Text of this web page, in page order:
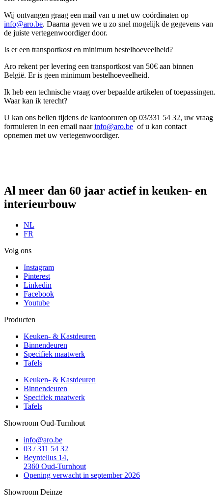
Wij ontvangen graag een mail van u met uw coördinaten op
info@aro.be. Daarna geven we u zo snel mogelijk de gegevens van
de juiste vertegenwoordiger door.
Is er een transportkost en minimum bestelhoeveelheid?
Aro rekent per levering een transportkost van 50€ aan binnen
België. Er is geen minimum bestelhoeveelheid.
Ik heb een technische vraag over bepaalde artikelen of toepassingen.
Waar kan ik terecht?
U kan ons bellen tijdens de kantooruren op 03/331 54 32, uw vraag
formuleren in een email naarinfo@aro.be of u kan contact
opnemen met uw vertegenwoordiger.
Al meer dan 60 jaar actief in keuken- en
interieurbouw
NL
FR
Volg ons
Instagram
Pinterest
Linkedin
Facebook
Youtube
Producten
Keuken- & Kastdeuren
Binnendeuren
Specifiek maatwerk
Tafels
Keuken- & Kastdeuren
Binnendeuren
Specifiek maatwerk
Tafels
Showroom Oud-Turnhout
info@aro.be
03 / 311 54 32
Beyntellus 14,
2360 Oud-Turnhout
Opening verwacht in september 2026
Showroom Deinze